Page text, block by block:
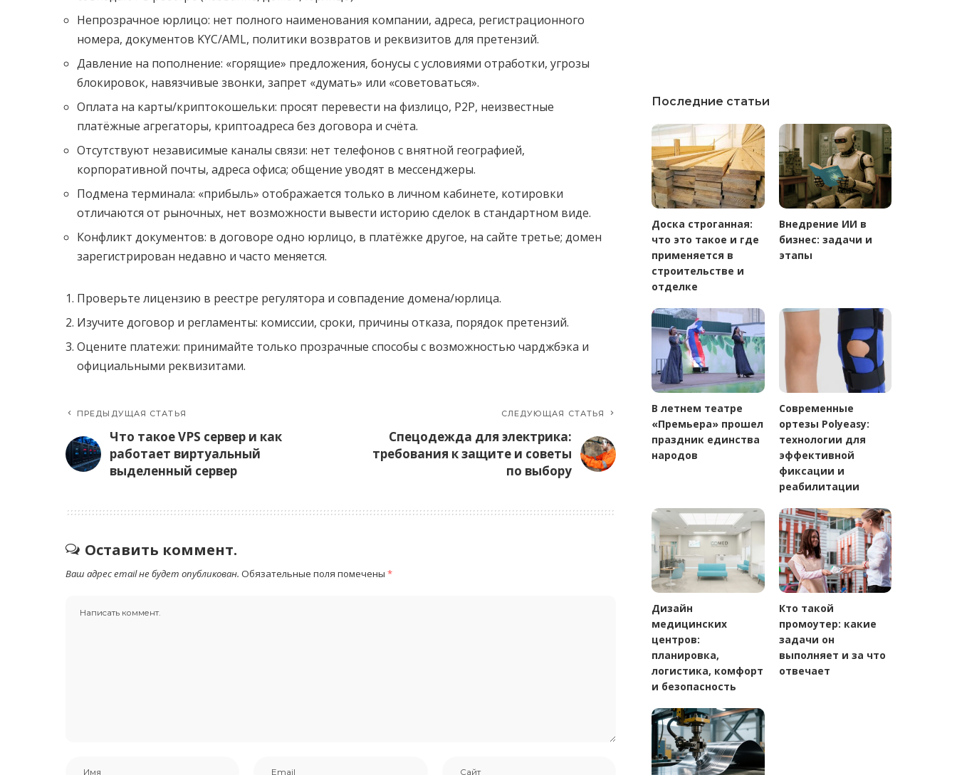
Непрозрачное юрлицо: нет полного наименования компании, адреса, регистрационного
номера, документов KYC/AML, политики возвратов и реквизитов для претензий.
Давление на пополнение: «горящие» предложения, бонусы с условиями отработки, угрозы
блокировок, навязчивые звонки, запрет «думать» или «советоваться».
Оплата на карты/криптокошельки: просят перевести на физлицо, P2P, неизвестные
платёжные агрегаторы, криптоадреса без договора и счёта.
Отсутствуют независимые каналы связи: нет телефонов с внятной географией,
корпоративной почты, адреса офиса; общение уводят в мессенджеры.
Подмена терминала: «прибыль» отображается только в личном кабинете, котировки
отличаются от рыночных, нет возможности вывести историю сделок в стандартном виде.
Конфликт документов: в договоре одно юрлицо, в платёжке другое, на сайте третье; домен
зарегистрирован недавно и часто меняется.
Проверьте лицензию в реестре регулятора и совпадение домена/юрлица.
Изучите договор и регламенты: комиссии, сроки, причины отказа, порядок претензий.
Оцените платежи: принимайте только прозрачные способы с возможностью чарджбэка и
официальными реквизитами.
ПРЕДЫДУЩАЯ СТАТЬЯ
Что такое VPS сервер и как
работает виртуальный
выделенный сервер
СЛЕДУЮЩАЯ СТАТЬЯ
Спецодежда для электрика:
требования к защите и советы
по выбору
Оставить коммент.
Ваш адрес email не будет опубликован. Обязательные поля помечены *
Последние статьи
Доска строганная:
что это такое и где
применяется в
строительстве и
отделке
Внедрение ИИ в
бизнес: задачи и
этапы
В летнем театре
«Премьера» прошел
праздник единства
народов
Современные
ортезы Polyeasy:
технологии для
эффективной
фиксации и
реабилитации
Дизайн
медицинских
центров:
планировка,
логистика, комфорт
и безопасность
Кто такой
промоутер: какие
задачи он
выполняет и за что
отвечает